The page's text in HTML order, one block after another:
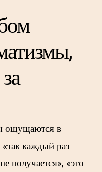
ощущаются в
«так каждый раз
получается», «это